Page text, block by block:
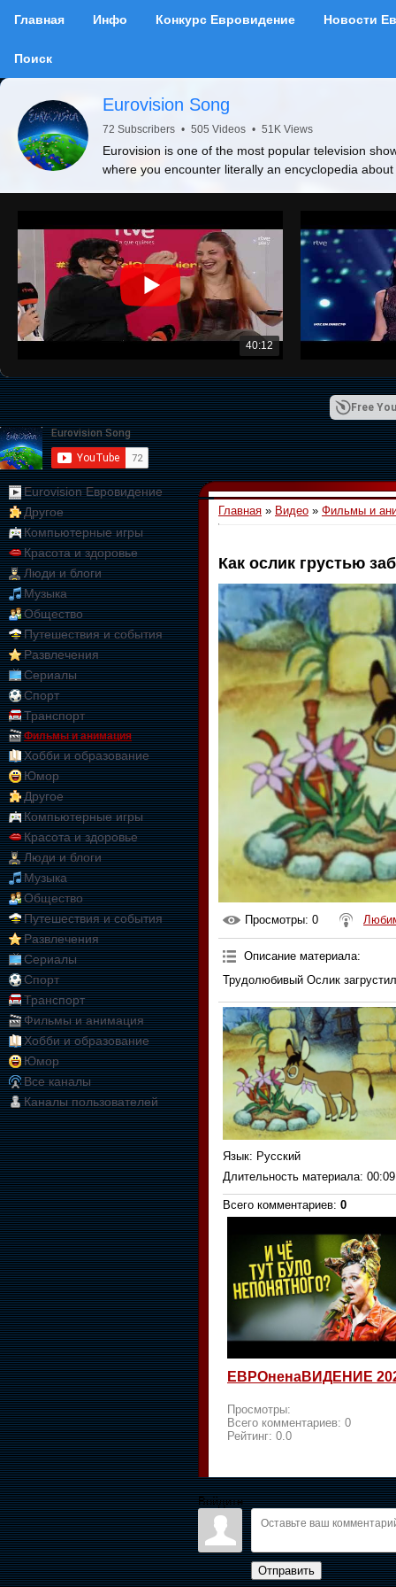
Главная Инфо Конкурс Евровидение Новости
Поиск
Eurovision Song
72 Subscribers • 505 Videos • 51K Views
Eurovision is one of the most popular television
where you encounter literally an encyclopedia
40:12
Free
Eurovision Евровидение
Другое
Компьютерные игры
Красота и здоровье
Люди и блоги
Музыка
Общество
Путешествия и события
Развлечения
Сериалы
Спорт
Транспорт
Фильмы и анимация
Хобби и образование
Юмор
Другое
Компьютерные игры
Красота и здоровье
Люди и блоги
Музыка
Общество
Путешествия и события
Развлечения
Сериалы
Спорт
Транспорт
Фильмы и анимация
Хобби и образование
Юмор
Все каналы
Каналы пользователей
Главная » Видео » Фильмы и
Как ослик грустью
Просмотры: 0
Описание материала:
Трудолюбивый Ослик
Язык: Русский
Длительность материала:
Всего комментариев: 0
ЕВРОненаВИДЕНИЕ
Просмотры:
Всего комментариев: 0
Рейтинг: 0.0
Войдите:
Отправить